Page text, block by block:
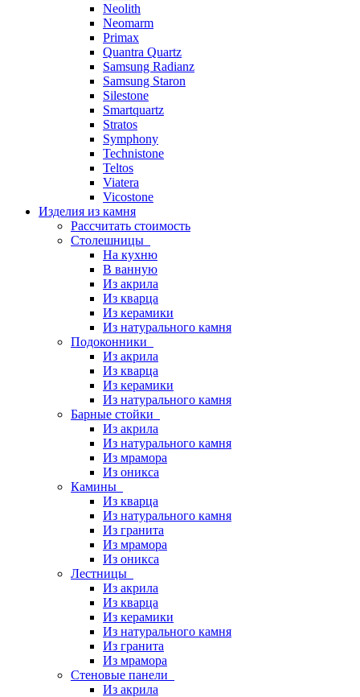
Neolith
Neomarm
Primax
Quantra Quartz
Samsung Radianz
Samsung Staron
Silestone
Smartquartz
Stratos
Symphony
Technistone
Teltos
Viatera
Vicostone
Изделия из камня
Рассчитать стоимость
Столешницы
На кухню
В ванную
Из акрила
Из кварца
Из керамики
Из натурального камня
Подоконники
Из акрила
Из кварца
Из керамики
Из натурального камня
Барные стойки
Из акрила
Из натурального камня
Из мрамора
Из оникса
Камины
Из кварца
Из натурального камня
Из гранита
Из мрамора
Из оникса
Лестницы
Из акрила
Из кварца
Из керамики
Из натурального камня
Из гранита
Из мрамора
Стеновые панели
Из акрила